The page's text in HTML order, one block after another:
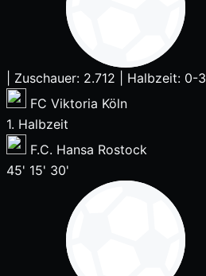
Zuschauer: 2.712
Halbzeit: 0-3
FC Viktoria Köln
1. Halbzeit
F.C. Hansa Rostock
45' 15' 30'